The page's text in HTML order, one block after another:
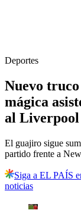
Deportes
Nuevo
mágica
al Liverpool
El guajiro sigue
partido frente a
Siga a EL PAÍS
noticias